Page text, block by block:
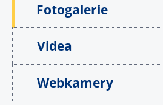
Fotogalerie
Videa
Webkamery